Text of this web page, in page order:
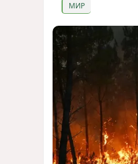
МИР